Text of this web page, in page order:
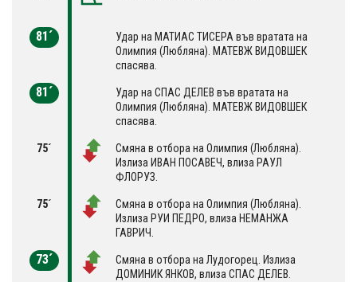
81´
Удар на МАТИАС ТИСЕРА във вратата на
Олимпия (Любляна). МАТЕВЖ ВИДОВШЕК
спасява.
81´
Удар на СПАС ДЕЛЕВ във вратата на
Олимпия (Любляна). МАТЕВЖ ВИДОВШЕК
спасява.
75´
Смяна в отбора на Олимпия (Любляна).
Излиза ИВАН ПОСАВЕЧ, влиза РАУЛ
ФЛОРУЗ.
75´
Смяна в отбора на Олимпия (Любляна).
Излиза РУИ ПЕДРО, влиза НЕМАНЖА
ГАВРИЧ.
73´
Смяна в отбора на Лудогорец. Излиза
ДОМИНИК ЯНКОВ, влиза СПАС ДЕЛЕВ.